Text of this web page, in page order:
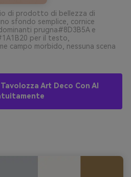
di prodotto di bellezza di
sfondo semplice, cornice
prugna#8D3B5A e
per il testo,
campo morbido, nessuna scena
Art Deco Con AI